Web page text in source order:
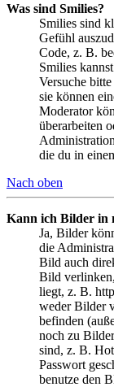
Was sind Smilies?
Smilies sind
Gefühl
Code, z. B.
Smilies
Versuche
sie können
Moderator
überarbeiten
die du in
Nach oben
Kann ich Bilder in
Ja, Bilder
die
Bild auch
Bild
liegt, z. B.
weder Bilder
befinden
noch zu
sind, z. B.
Passwort
benutze den